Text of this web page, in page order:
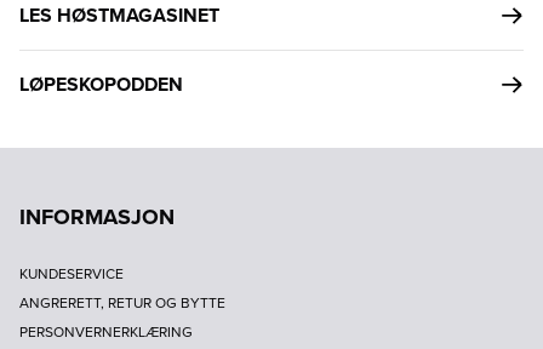
LES HØSTMAGASINET
LØPESKOPODDEN
INFORMASJON
KUNDESERVICE
ANGRERETT, RETUR OG BYTTE
PERSONVERNERKLÆRING